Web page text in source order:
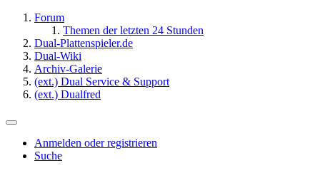
Forum
Themen der letzten 24 Stunden
Dual-Plattenspieler.de
Dual-Wiki
Archiv-Galerie
(ext.) Dual Service & Support
(ext.) Dualfred
Anmelden oder registrieren
Suche